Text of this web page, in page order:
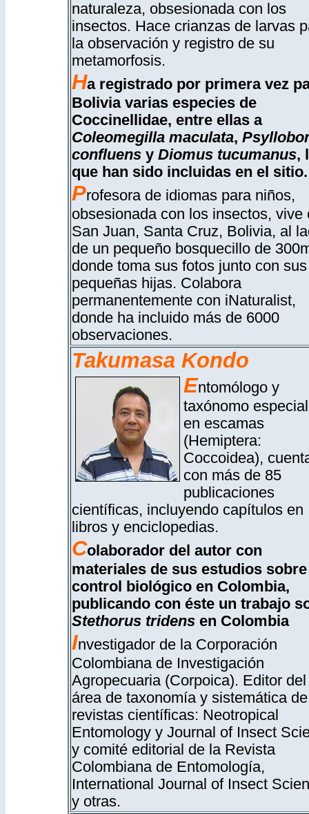
naturaleza, obsesionada con los
insectos. Hace crianzas de larvas
la observación y registro de su
metamorfosis.
Ha registrado por primera vez
Bolivia varias especies de
Coccinellidae, entre ellas a
Coleomegilla maculata,
confluensy Diomus tucumanus,
que han sido incluidas en el sitio.
Profesora de idiomas para niños,
obsesionada con los insectos, vive
San Juan, Santa Cruz, Bolivia, al
de un pequeño bosquecillo de
donde toma sus fotos junto con sus
pequeñas hijas. Colabora
permanentemente con iNaturalist,
donde ha incluido más de 6000
observaciones.
Takumasa Kondo
Entomólogo y
taxónomo
en escamas
(Hemiptera:
Coccoidea),
con más de 85
publicaciones
científicas, incluyendo capítulos en
libros y enciclopedias.
Colaborador del autor con
materiales de sus estudios sobre
control biológico en Colombia,
publicando con éste un trabajo
Stethorus tridensen Colombia
Investigador de la Corporación
Colombiana de Investigación
Agropecuaria (Corpoica). Editor del
área de taxonomía y sistemática
revistas científicas: Neotropical
Entomology y Journal of Insect
y comité editorial de la Revista
Colombiana de Entomología,
International Journal of Insect
y otras.